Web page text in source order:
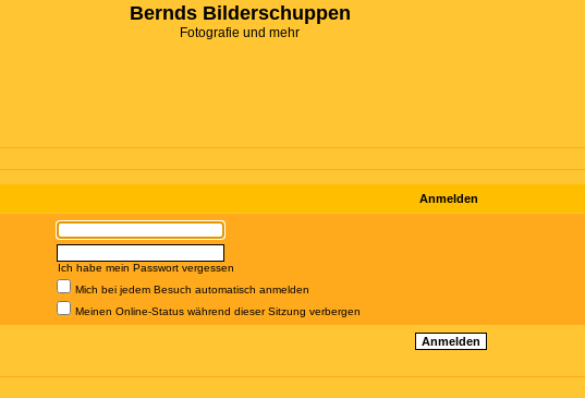
Bernds Bilderschuppen
Fotografie und mehr
Anmelden
Ich habe mein Passwort vergessen
Mich bei jedem Besuch automatisch anmelden
Meinen Online-Status während dieser Sitzung verbergen